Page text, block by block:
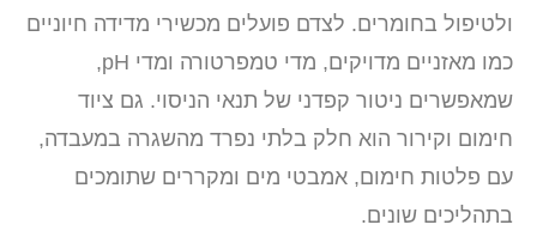
ולטיפול בחומרים. לצדם פועלים מכשירי מדידה חיוניים
כמו מאזניים מדויקים, מדי טמפרטורה ומדי pH,
שמאפשרים ניטור קפדני של תנאי הניסוי. גם ציוד
חימום וקירור הוא חלק בלתי נפרד מהשגרה במעבדה,
עם פלטות חימום, אמבטי מים ומקררים שתומכים
בתהליכים שונים.